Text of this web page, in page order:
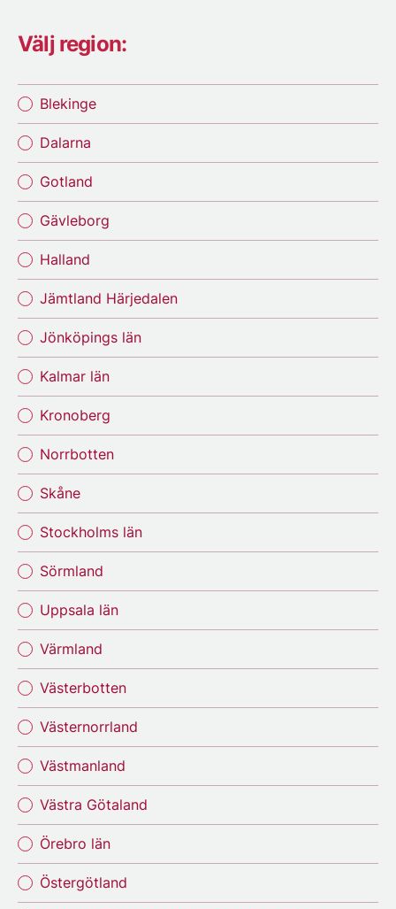
Välj region:
Blekinge
Dalarna
Gotland
Gävleborg
Halland
Jämtland Härjedalen
Jönköpings län
Kalmar län
Kronoberg
Norrbotten
Skåne
Stockholms län
Sörmland
Uppsala län
Värmland
Västerbotten
Västernorrland
Västmanland
Västra Götaland
Örebro län
Östergötland